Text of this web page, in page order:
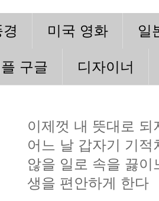
미국 영화 일
구글 디자이너
이제껏 내 뜻대로
어느 날 갑자기 기적
않을 일로 속을 끓이
생을 편안하게 한다